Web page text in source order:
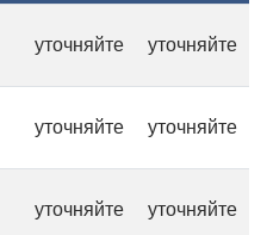
уточняйте уточняйте
уточняйте уточняйте
уточняйте уточняйте